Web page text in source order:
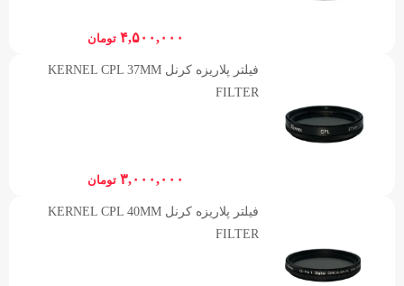
۴,۵۰۰,۰۰۰ تومان
فیلتر پلاریزه کرنل KERNEL CPL 37MM
FILTER
۳,۰۰۰,۰۰۰ تومان
فیلتر پلاریزه کرنل KERNEL CPL 40MM
FILTER